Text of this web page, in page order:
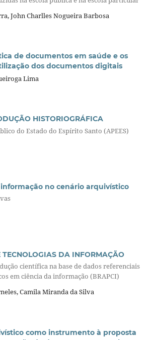
John Charlles Nogueira Barbosa
de documentos em saúde e os
dos documentos digitais
Lima
HISTORIOGRÁFICA
do Estado do Espírito Santo (APEES)
no cenário arquivístico
DA INFORMAÇÃO
científica na base de dados referenciais
em ciência da informação (BRAPCI)
Camila Miranda da Silva
como instrumento à proposta